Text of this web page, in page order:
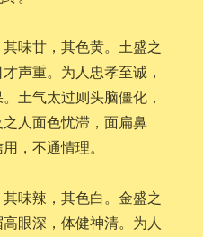
味甘，其色黄。土盛之
声重。为人忠孝至诚，
土气太过则头脑僵化，
人面色忧滞，面扁鼻
，不通情理。
味辣，其色白。金盛之
眼深，体健神清。为人